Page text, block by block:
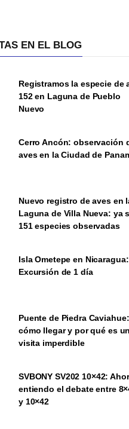
EN EL BLOG
Registramos la especie de
152 en Laguna de Pueblo
Nuevo
Cerro Ancón: observación
aves en la Ciudad de
Nuevo registro de aves en
Laguna de Villa Nueva: ya
151 especies observadas
Isla Ometepe en Nicaragua:
Excursión de 1 día
Puente de Piedra Caviahue:
cómo llegar y por qué es
visita imperdible
SVBONY SV202 10×42:
entiendo el debate entre
y 10×42